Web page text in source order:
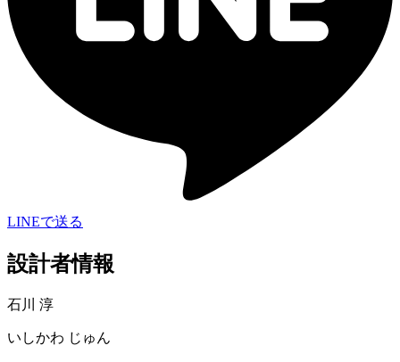
LINEで送る
設計者情報
石川 淳
いしかわ じゅん